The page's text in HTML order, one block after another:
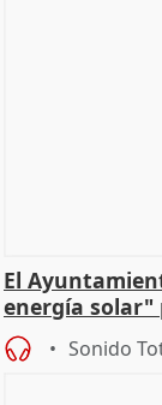
El
energía solar"
Sonido